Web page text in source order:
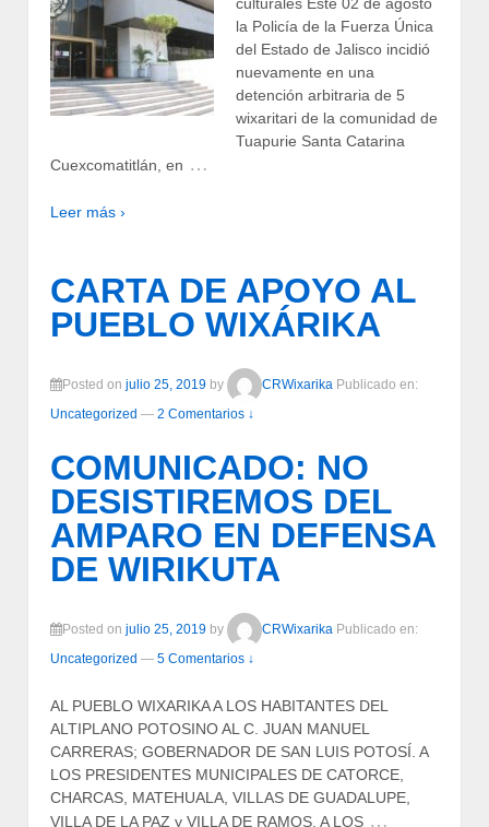
la Policía de la Fuerza Única
del Estado de Jalisco incidió
nuevamente en una
detención arbitraria de 5
wixaritari de la comunidad de
Tuapurie Santa Catarina
Cuexcomatitlán, en …
Leer más ›
CARTA DE APOYO AL
PUEBLO WIXÁRIKA
Posted on julio 25, 2019 by CRWixarika Publicado en:
Uncategorized — 2 Comentarios ↓
COMUNICADO: NO
DESISTIREMOS DEL
AMPARO EN DEFENSA
DE WIRIKUTA
Posted on julio 25, 2019 by CRWixarika Publicado en:
Uncategorized — 5 Comentarios ↓
AL PUEBLO WIXARIKA A LOS HABITANTES DEL
ALTIPLANO POTOSINO AL C. JUAN MANUEL
CARRERAS; GOBERNADOR DE SAN LUIS POTOSÍ. A
LOS PRESIDENTES MUNICIPALES DE CATORCE,
CHARCAS, MATEHUALA, VILLAS DE GUADALUPE,
VILLA DE LA PAZ y VILLA DE RAMOS. A LOS …